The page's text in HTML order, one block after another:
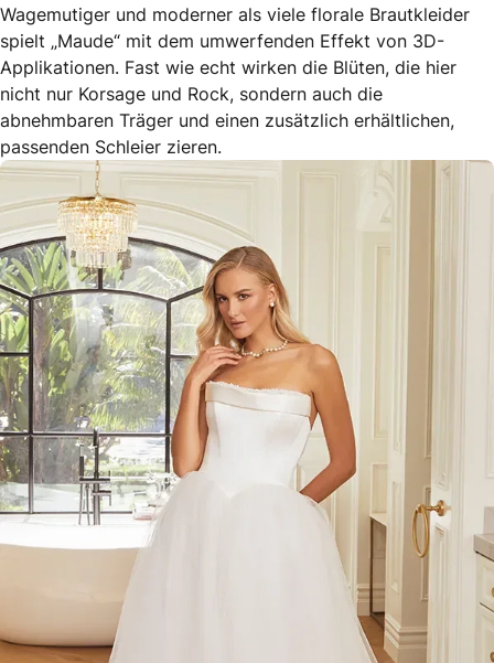
Wagemutiger und moderner als viele florale Brautkleider
spielt „Maude“ mit dem umwerfenden Effekt von 3D-
Applikationen. Fast wie echt wirken die Blüten, die hier
nicht nur Korsage und Rock, sondern auch die
abnehmbaren Träger und einen zusätzlich erhältlichen,
passenden Schleier zieren.